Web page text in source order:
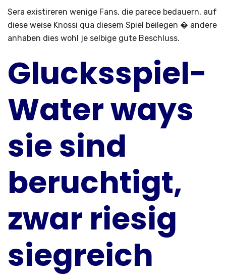
Sera existireren wenige Fans, die parece bedauern, auf
diese weise Knossi qua diesem Spiel beilegen � andere
anhaben dies wohl je selbige gute Beschluss.
Glucksspiel-
Water ways
sie sind
beruchtigt,
zwar riesig
siegreich